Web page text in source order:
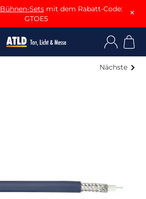
Bühnen-Setsmit dem Rabatt-Code:
GTOE5
×
Nächste